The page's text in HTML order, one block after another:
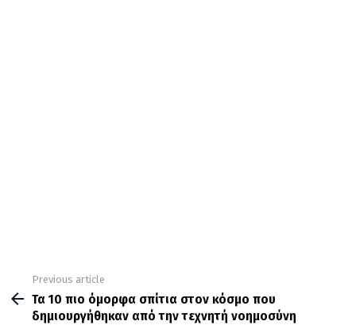
more
Previous article
Τα 10 πιο όμορφα σπίτια στον κόσμο που
δημιουργήθηκαν από την τεχνητή νοημοσύνη